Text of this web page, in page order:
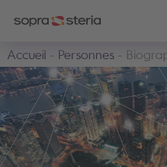
Accueil
Personnes